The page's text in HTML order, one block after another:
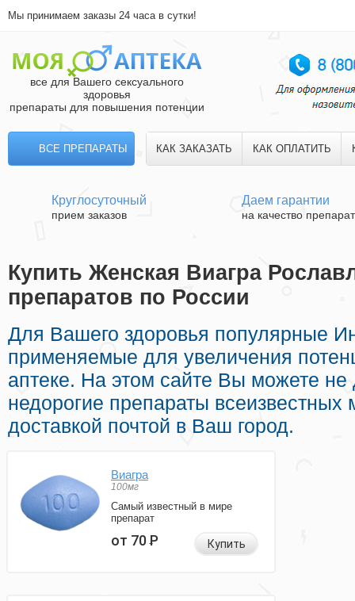
Мы принимаем заказы 24 часа в сутки!
все для Вашего сексуального
здоровья
препараты для повышения потенции
ВСЕ ПРЕПАРАТЫ КАК ЗАКАЗАТЬ КАК ОПЛАТИТЬ
Круглосуточный
прием заказов
Даем гарантии
на качество
Купить Женская Виагра
препаратов по России
Для Вашего здоровья популярные
применяемые для увеличения
аптеке. На этом сайте Вы можете не
недорогие препараты
доставкой почтой в Ваш город.
Виагра
100мг
Самый известный в мире
препарат
от 70Р Купить